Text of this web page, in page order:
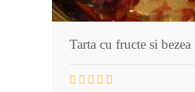
Tarta cu fructe si bezea